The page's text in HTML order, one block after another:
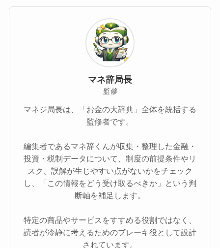
マネ辞局長
監修
マネジ局長は、「お金の大辞典」全体を統括する
監修者です。
編集者であるマネ辞くんが収集・整理した金融・
投資・税制データについて、制度の前提条件やリ
スク、誤解が生じやすい点がないかをチェック
し、「この情報をどう受け取るべきか」という判
断軸を補足します。
特定の商品やサービスをすすめる役割ではなく、
読者が冷静に考えるためのブレーキ役として設計
されています。